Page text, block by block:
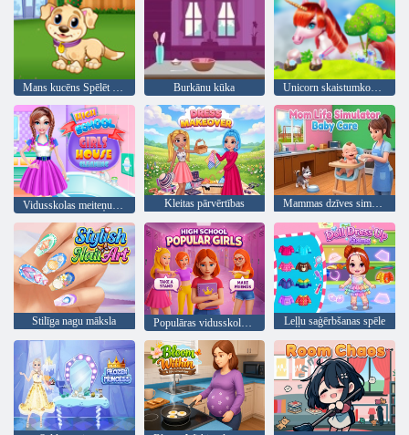
Mans kucēns Spēlēt diena Burkānu kūka Unicorn skaistumkopšanas salons
Kleitas pārvērtības Mammas dzīves simulators mazuļa aprūpe
Stilīga nagu māksla Populāras vidusskolas meitenes Leļļu saģērbšanas spēle